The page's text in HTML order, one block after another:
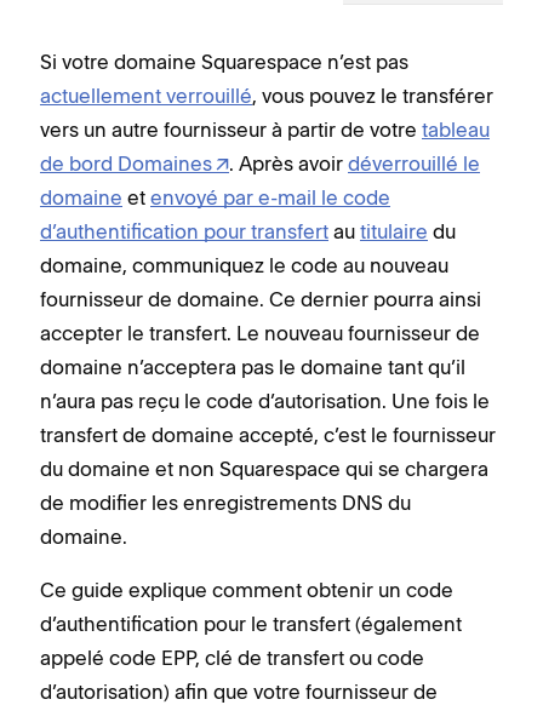
Si votre domaine Squarespace n’est pas
actuellement verrouillé, vous pouvez le transférer
vers un autre fournisseur à partir de votre tableau
de bord Domaines
. Après avoir déverrouillé le
domaine et envoyé par e-mail le code
d’authentification pour transfert au titulaire du
domaine, communiquez le code au nouveau
fournisseur de domaine. Ce dernier pourra ainsi
accepter le transfert. Le nouveau fournisseur de
domaine n’acceptera pas le domaine tant qu’il
n’aura pas reçu le code d’autorisation. Une fois le
transfert de domaine accepté, c’est le fournisseur
du domaine et non Squarespace qui se chargera
de modifier les enregistrements DNS du
domaine.
Ce guide explique comment obtenir un code
d’authentification pour le transfert (également
appelé code EPP, clé de transfert ou code
d’autorisation) afin que votre fournisseur de